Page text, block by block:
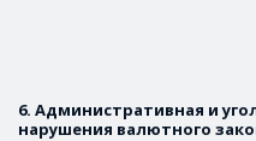
6. Административная и
нарушения валютного